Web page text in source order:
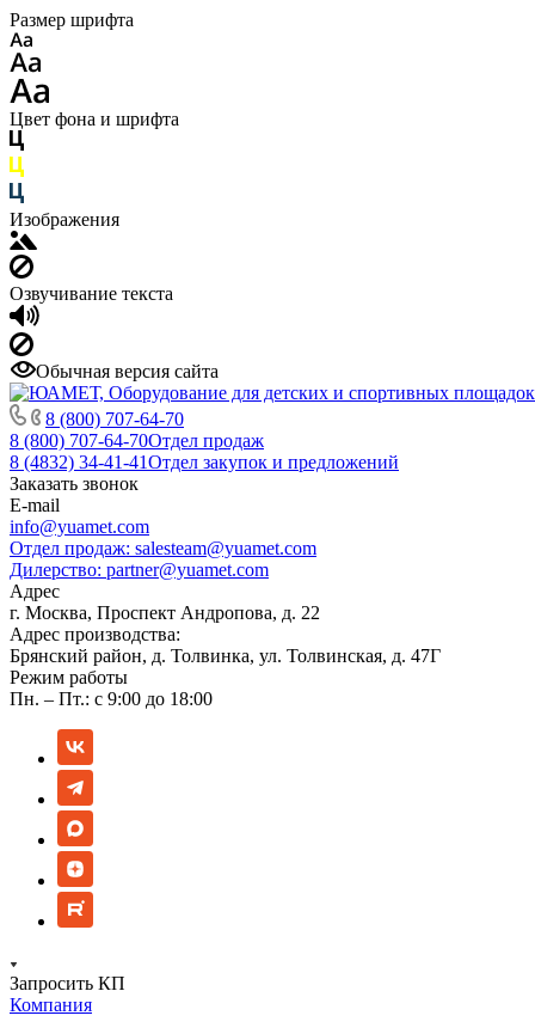
Размер шрифта
Цвет фона и шрифта
Изображения
Озвучивание текста
Обычная версия сайта
8 (800) 707-64-70
8 (800) 707-64-70Отдел продаж
8 (4832) 34-41-41Отдел закупок и предложений
Заказать звонок
E-mail
info@yuamet.com
Отдел продаж: salesteam@yuamet.com
Дилерство: partner@yuamet.com
Адрес
г. Москва, Проспект Андропова, д. 22
Адрес производства:
Брянский район, д. Толвинка, ул. Толвинская, д. 47Г
Режим работы
Пн. – Пт.: с 9:00 до 18:00
Запросить КП
Компания